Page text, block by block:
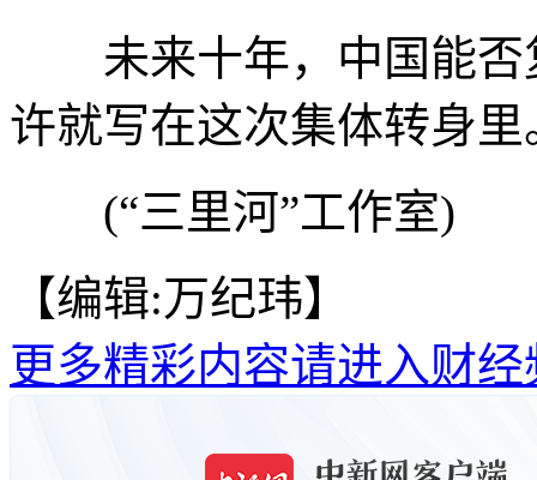
未来十年，中国能否
许就写在这次集体转身里
(“三里河”工作室)
【编辑:万纪玮】
更多精彩内容请进入财经